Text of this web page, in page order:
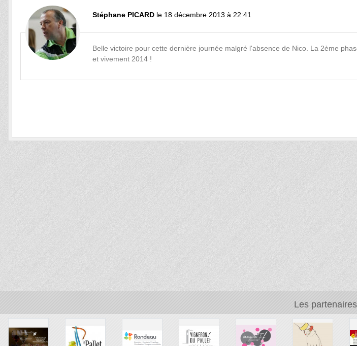
Stéphane PICARD le 18 décembre 2013 à 22:41
Belle victoire pour cette dernière journée malgré l'absence de Nico. La 2ème
et vivement 2014 !
Les